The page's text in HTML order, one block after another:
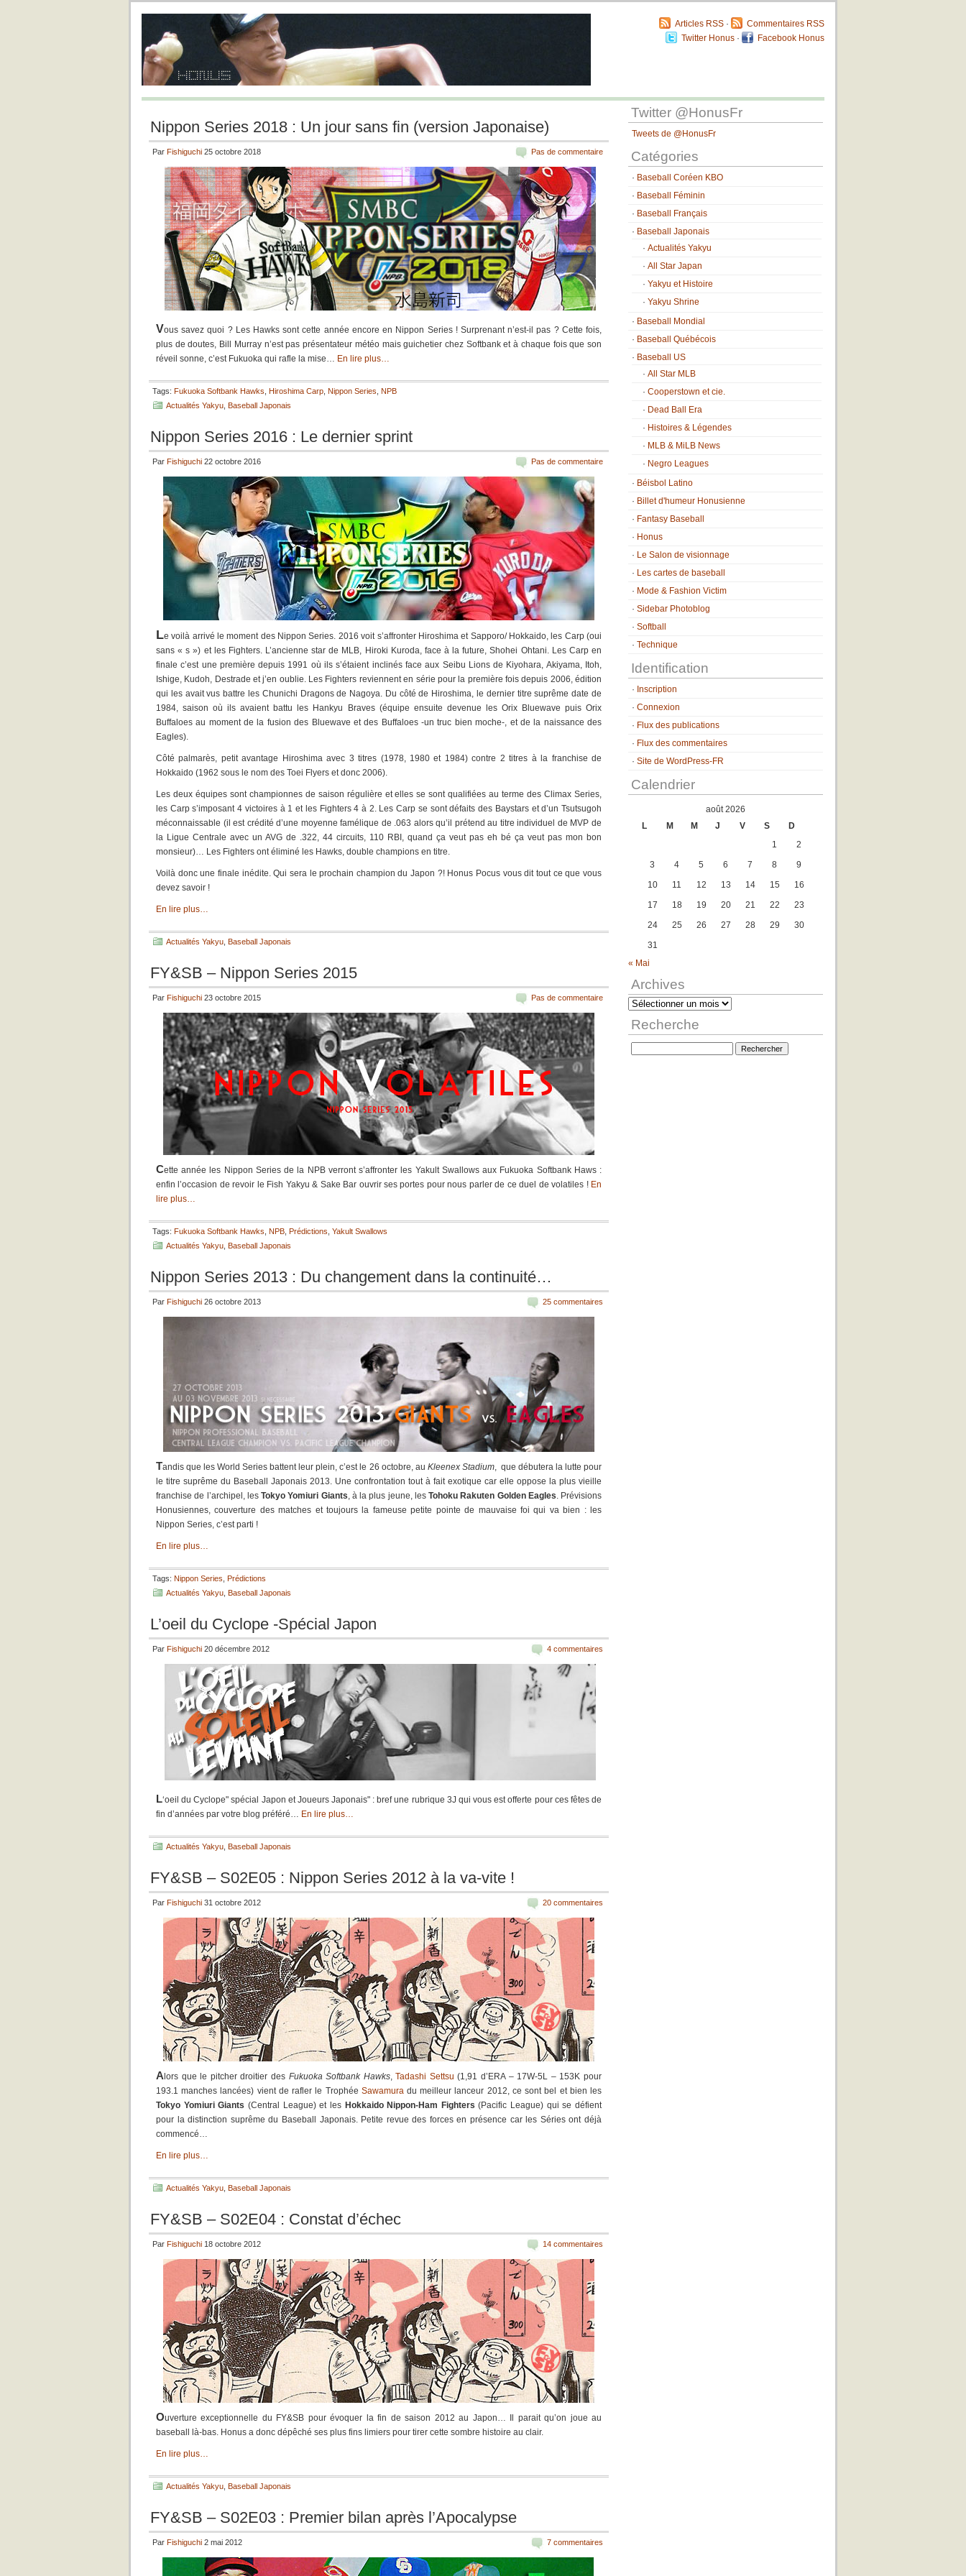
Articles RSS ·
Commentaires RSS
Twitter Honus · Facebook Honus
Nippon Series 2018 : Un jour sans fin (version Japonaise)
Pas de commentaire
Par Fishiguchi 25 octobre 2018
Vous savez quoi ? Les Hawks sont cette année encore en Nippon Series ! Surprenant n’est-il pas ? Cette fois,
plus de doutes, Bill Murray n’est pas présentateur météo mais guichetier chez Softbank et à chaque fois que son
réveil sonne, c’est Fukuoka qui rafle la mise… En lire plus…
Tags: Fukuoka Softbank Hawks Hiroshima Carp Nippon Series NPB
Actualités Yakyu Baseball Japonais
Nippon Series 2016 : Le dernier sprint
Pas de commentaire
Par Fishiguchi 22 octobre 2016
Le voilà arrivé le moment des Nippon Series. 2016 voit s’affronter Hiroshima et Sapporo/ Hokkaido, les Carp (oui
sans « s ») et les Fighters. L’ancienne star de MLB, Hiroki Kuroda, face à la future, Shohei Ohtani. Les Carp en
finale c’est une première depuis 1991 où ils s’étaient inclinés face aux Seibu Lions de Kiyohara, Akiyama, Itoh,
Ishige, Kudoh, Destrade et j’en oublie. Les Fighters reviennent en série pour la première fois depuis 2006, édition
qui les avait vus battre les Chunichi Dragons de Nagoya. Du côté de Hiroshima, le dernier titre suprême date de
1984, saison où ils avaient battu les Hankyu Braves (équipe ensuite devenue les Orix Bluewave puis Orix
Buffaloes au moment de la fusion des Bluewave et des Buffaloes -un truc bien moche-, et de la naissance des
Eagles).
Côté palmarès, petit avantage Hiroshima avec 3 titres (1978, 1980 et 1984) contre 2 titres à la franchise de
Hokkaido (1962 sous le nom des Toei Flyers et donc 2006).
Les deux équipes sont championnes de saison régulière et elles se sont qualifiées au terme des Climax Series,
les Carp s’imposant 4 victoires à 1 et les Fighters 4 à 2. Les Carp se sont défaits des Baystars et d’un Tsutsugoh
méconnaissable (il est crédité d’une moyenne famélique de .063 alors qu’il prétend au titre individuel de MVP de
la Ligue Centrale avec un AVG de .322, 44 circuits, 110 RBI, quand ça veut pas eh bé ça veut pas mon bon
monsieur)… Les Fighters ont éliminé les Hawks, double champions en titre.
Voilà donc une finale inédite. Qui sera le prochain champion du Japon ?! Honus Pocus vous dit tout ce que vous
devez savoir !
En lire plus…
Actualités Yakyu Baseball Japonais
FY&SB – Nippon Series 2015
Pas de commentaire
Par Fishiguchi 23 octobre 2015
Cette année les Nippon Series de la NPB verront s’affronter les Yakult Swallows aux Fukuoka Softbank Haws :
enfin l’occasion de revoir le Fish Yakyu & Sake Bar ouvrir ses portes pour nous parler de ce duel de volatiles ! En
lire plus…
Tags: Fukuoka Softbank Hawks NPB Prédictions Yakult Swallows
Actualités Yakyu Baseball Japonais
Nippon Series 2013 : Du changement dans la continuité…
25 commentaires
Par Fishiguchi 26 octobre 2013
Tandis que les World Series battent leur plein, c’est le 26 octobre, au Kleenex Stadium, que débutera la lutte pour
le titre suprême du Baseball Japonais 2013. Une confrontation tout à fait exotique car elle oppose la plus vieille
franchise de l’archipel, les Tokyo Yomiuri Giants, à la plus jeune, les Tohoku Rakuten Golden Eagles. Prévisions
Honusiennes, couverture des matches et toujours la fameuse petite pointe de mauvaise foi qui va bien : les
Nippon Series, c’est parti !
En lire plus…
Tags: Nippon Series Prédictions
Actualités Yakyu Baseball Japonais
L’oeil du Cyclope -Spécial Japon
4 commentaires
Par Fishiguchi 20 décembre 2012
L‘oeil du Cyclope" spécial Japon et Joueurs Japonais" : bref une rubrique 3J qui vous est offerte pour ces fêtes de
fin d’années par votre blog préféré… En lire plus…
Actualités Yakyu Baseball Japonais
FY&SB – S02E05 : Nippon Series 2012 à la va-vite !
20 commentaires
Par Fishiguchi 31 octobre 2012
A lors que le pitcher droitier des Fukuoka Softbank Hawks,Tadashi Settsu (1,91 d’ERA – 17W-5L – 153K pour
193.1 manches lancées) vient de rafler le Trophée Sawamuradu meilleur lanceur 2012, ce sont bel et bien les
Tokyo Yomiuri Giants (Central League) et les Hokkaido Nippon-Ham Fighters (Pacific League) qui se défient
pour la distinction suprême du Baseball Japonais. Petite revue des forces en présence car les Séries ont déjà
commencé…
En lire plus…
Actualités Yakyu Baseball Japonais
FY&SB – S02E04 : Constat d’échec
14 commentaires
Par Fishiguchi 18 octobre 2012
Ouverture exceptionnelle du FY&SB pour évoquer la fin de saison 2012 au Japon… Il parait qu’on joue au
baseball là-bas. Honus a donc dépêché ses plus fins limiers pour tirer cette sombre histoire au clair.
En lire plus…
Actualités Yakyu Baseball Japonais
FY&SB – S02E03 : Premier bilan après l’Apocalypse
7 commentaires
Par Fishiguchi 2 mai 2012
Twitter @HonusFr
Tweets de @HonusFr
Catégories
Baseball Coréen KBO
Baseball Féminin
Baseball Français
Baseball Japonais
Actualités Yakyu
All Star Japan
Yakyu et Histoire
Yakyu Shrine
Baseball Mondial
Baseball Québécois
Baseball US
All Star MLB
Cooperstown et cie.
Dead Ball Era
Histoires & Légendes
MLB & MiLB News
Negro Leagues
Béisbol Latino
Billet d'humeur Honusienne
Fantasy Baseball
Honus
Le Salon de visionnage
Les cartes de baseball
Mode & Fashion Victim
Sidebar Photoblog
Softball
Technique
Identification
Inscription
Connexion
Flux des publications
Flux des commentaires
Site de WordPress-FR
Calendrier
août 2026
L
M M J V S
D
1
2
3
4 5 6 7 8
9
10
11 12 13 14 15
16
17
18 19 20 21 22
23
24
25 26 27 28 29
30
31
« Mai
Archives
Archives
Recherche